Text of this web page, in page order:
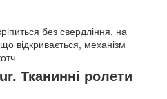
без свердління, на
що відкривається, механізм
Тканинні ролети